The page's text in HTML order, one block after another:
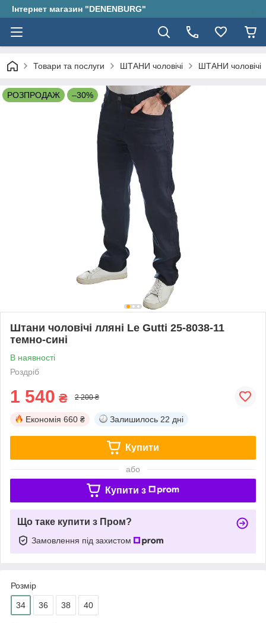
Інтернет магазин "DENENBURG"
Товари та послуги ШТАНИ чоловічі ШТАНИ чоловічі
РОЗПРОДАЖ –30%
Штани чоловічі лляні Le Gutti 25-8038-11
темно-сині
В наявності
Роздріб
1 540 ₴ 2 200 ₴
Економія 660 ₴ Залишилось 22 дні
Купити
або
Купити з
Що таке купити з Пром?
Замовлення під захистом
Розмір
34 36 38 40